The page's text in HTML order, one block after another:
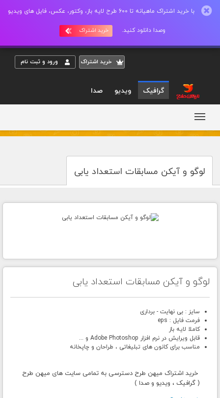
با خرید اشتراک ماهیانه تا 600 طرح لایه باز، وکتور، عکس، فایل های ویدیو
وصدا دانلود کنید. خرید اشتراک
خريد اشتراک ورود و ثبت نام
گرافیک ویدیو صدا
لوگو و آیکن مسابقات استعداد یابی
لوگو و آیکن مسابقات استعداد یابی
سایز : بی نهایت - برداری
فرمت فایل : eps
کاملا لایه باز
قابل ویرایش در نرم افزار Adobe Photoshop و ...
مناسب برای کانون های تبلیغاتی ، طراحان و چاپخانه
خرید اشتراک میهن طرح دسترسی به تمامی سایت های میهن طرح
( گرافیک ، ویدیو و صدا )